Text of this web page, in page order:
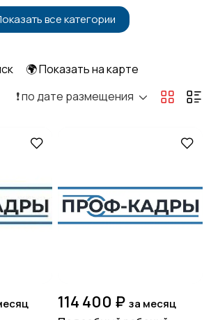
и
Высший менеджмент
Добыча сырья,
Издательства и СМИ
все категории
🌍 Показать на карте
❗️ по дате размещения
114 400 ₽ за месяц